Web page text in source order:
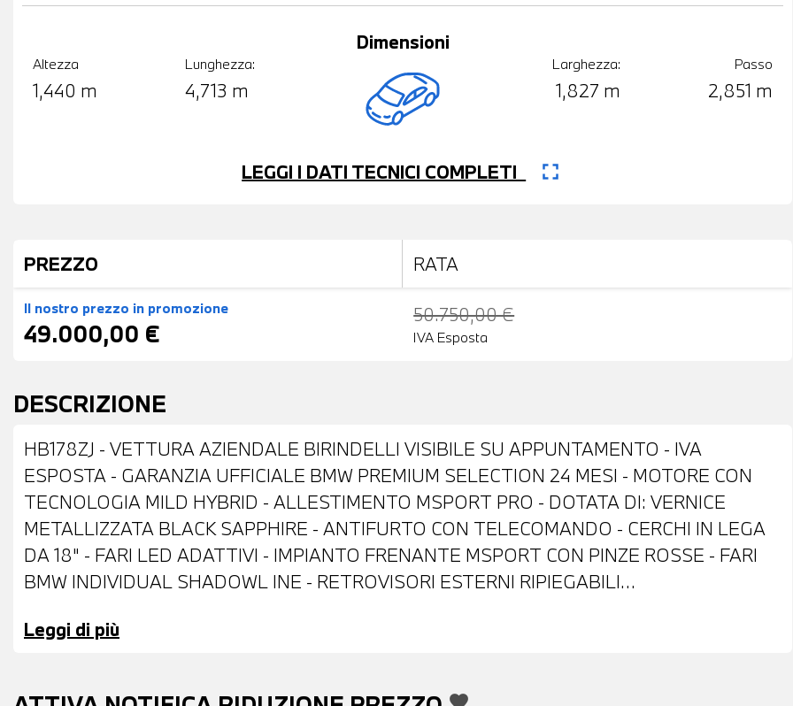
Altezza
1,440 m
Lunghezza:
4,713 m
Dimensioni
Larghezza:
1,827 m
Passo
2,851 m
LEGGI I DATI TECNICI COMPLETI fullscreen
PREZZO RATA
Il nostro prezzo in promozione
49.000,00 €
50.750,00 €
IVA Esposta
DESCRIZIONE
HB178ZJ - VETTURA AZIENDALE BIRINDELLI VISIBILE SU APPUNTAMENTO - IVA
ESPOSTA - GARANZIA UFFICIALE BMW PREMIUM SELECTION 24 MESI - MOTORE CON
TECNOLOGIA MILD HYBRID - ALLESTIMENTO MSPORT PRO - DOTATA DI: VERNICE
METALLIZZATA BLACK SAPPHIRE - ANTIFURTO CON TELECOMANDO - CERCHI IN LEGA
DA 18" - FARI LED ADATTIVI - IMPIANTO FRENANTE MSPORT CON PINZE ROSSE - FARI
BMW INDIVIDUAL SHADOWL INE - RETROVISORI ESTERNI RIPIEGABILI
BARRE PORTATUTTO SUL TETTO - SENSORI DI PARCHEGGIO ANTERIORI E POSTERIORI
ALCANTARA ANTRACITE - VOLANTE SPORTIVO M IN PELLE CON COMANDI
Leggi di più